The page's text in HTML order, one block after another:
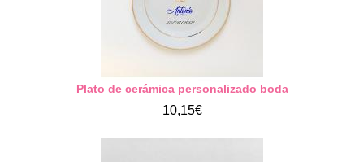
Plato de cerámica personalizado boda
10,15€